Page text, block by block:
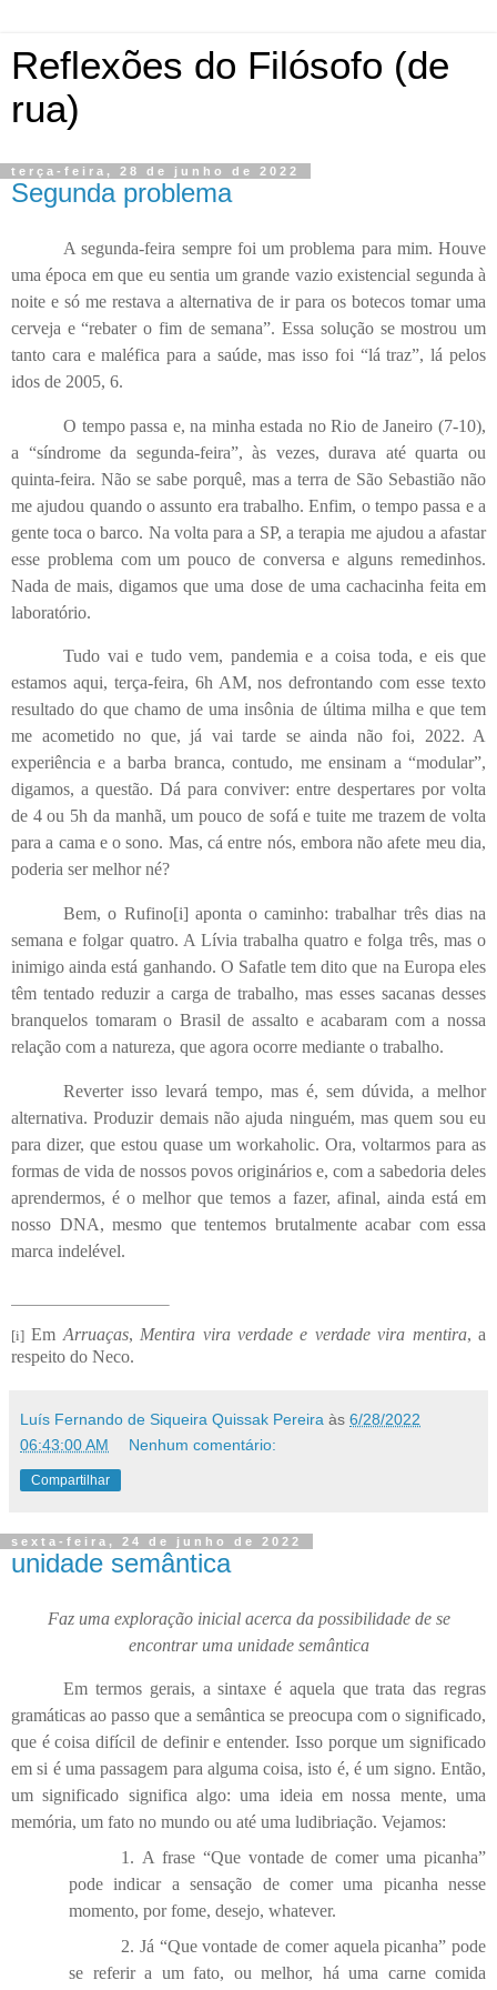
Reflexões do Filósofo (de
rua)
terça-feira, 28 de junho de 2022
Segunda problema
A segunda-feira sempre foi um problema para mim. Houve
uma época em que eu sentia um grande vazio existencial segunda à
noite e só me restava a alternativa de ir para os botecos tomar uma
cerveja e “rebater o fim de semana”. Essa solução se mostrou um
tanto cara e maléfica para a saúde, mas isso foi “lá traz”, lá pelos
idos de 2005, 6.
O tempo passa e, na minha estada no Rio de Janeiro (7-10),
a “síndrome da segunda-feira”, às vezes, durava até quarta ou
quinta-feira. Não se sabe porquê, mas a terra de São Sebastião não
me ajudou quando o assunto era trabalho. Enfim, o tempo passa e a
gente toca o barco. Na volta para a SP, a terapia me ajudou a afastar
esse problema com um pouco de conversa e alguns remedinhos.
Nada de mais, digamos que uma dose de uma cachacinha feita em
laboratório.
Tudo vai e tudo vem, pandemia e a coisa toda, e eis que
estamos aqui, terça-feira, 6h AM, nos defrontando com esse texto
resultado do que chamo de uma insônia de última milha e que tem
me acometido no que, já vai tarde se ainda não foi, 2022. A
experiência e a barba branca, contudo, me ensinam a “modular”,
digamos, a questão. Dá para conviver: entre despertares por volta
de 4 ou 5h da manhã, um pouco de sofá e tuite me trazem de volta
para a cama e o sono. Mas, cá entre nós, embora não afete meu dia,
poderia ser melhor né?
Bem, o Rufino[i] aponta o caminho: trabalhar três dias na
semana e folgar quatro. A Lívia trabalha quatro e folga três, mas o
inimigo ainda está ganhando. O Safatle tem dito que na Europa eles
têm tentado reduzir a carga de trabalho, mas esses sacanas desses
branquelos tomaram o Brasil de assalto e acabaram com a nossa
relação com a natureza, que agora ocorre mediante o trabalho.
Reverter isso levará tempo, mas é, sem dúvida, a melhor
alternativa. Produzir demais não ajuda ninguém, mas quem sou eu
para dizer, que estou quase um workaholic. Ora, voltarmos para as
formas de vida de nossos povos originários e, com a sabedoria deles
aprendermos, é o melhor que temos a fazer, afinal, ainda está em
nosso DNA, mesmo que tentemos brutalmente acabar com essa
marca indelével.
[i] Em Arruaças, Mentira vira verdade e verdade vira mentira, a
respeito do Neco.
Luís Fernando de Siqueira Quissak Pereira às 6/28/2022
06:43:00 AM
Nenhum comentário:
Compartilhar
sexta-feira, 24 de junho de 2022
unidade semântica
Faz uma exploração inicial acerca da possibilidade de se
encontrar uma unidade semântica
Em termos gerais, a sintaxe é aquela que trata das regras
gramáticas ao passo que a semântica se preocupa com o significado,
que é coisa difícil de definir e entender. Isso porque um significado
em si é uma passagem para alguma coisa, isto é, é um signo. Então,
um significado significa algo: uma ideia em nossa mente, uma
memória, um fato no mundo ou até uma ludibriação. Vejamos:
1. A frase “Que vontade de comer uma picanha”
pode indicar a sensação de comer uma picanha nesse
momento, por fome, desejo, whatever.
2. Já “Que vontade de comer aquela picanha” pode
se referir a um fato, ou melhor, há uma carne comida